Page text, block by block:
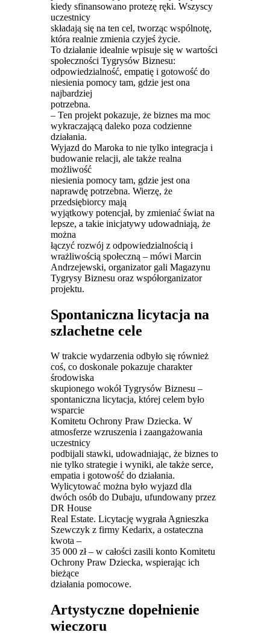
kiedy sfinansowano protezę ręki. Wszyscy
uczestnicy
składają się na ten cel, tworząc wspólnotę,
która realnie zmienia czyjeś życie.
To działanie idealnie wpisuje się w wartości
społeczności Tygrysów Biznesu:
odpowiedzialność, empatię i gotowość do
niesienia pomocy tam, gdzie jest ona
najbardziej
potrzebna.
– Ten projekt pokazuje, że biznes ma moc
wykraczającą daleko poza codzienne
działania.
Wyjazd do Maroka to nie tylko integracja i
budowanie relacji, ale także realna
możliwość
niesienia pomocy tam, gdzie jest ona
naprawdę potrzebna. Wierzę, że
przedsiębiorcy mają
wyjątkowy potencjał, by zmieniać świat na
lepsze, a takie inicjatywy udowadniają, że
można
łączyć rozwój z odpowiedzialnością i
wrażliwością społeczną – mówi Marcin
Andrzejewski, organizator gali Magazynu
Tygrysy Biznesu oraz współorganizator
projektu.
Spontaniczna licytacja na
szlachetne cele
W trakcie wydarzenia odbyło się również
coś, co doskonale pokazuje charakter
środowiska
skupionego wokół Tygrysów Biznesu –
spontaniczna licytacja, której celem było
wsparcie
Komitetu Ochrony Praw Dziecka. W
atmosferze wzruszenia i zaangażowania
uczestnicy
podbijali stawki, udowadniając, że biznes to
nie tylko strategie i wyniki, ale także serce,
empatia i gotowość do działania.
Wylicytować można było wyjazd dla
dwóch osób do Dubaju, ufundowany przez
DR House
Real Estate. Licytację wygrała Agnieszka
Szewczyk z firmy Kedarix, a ostateczna
kwota –
35 000 zł – w całości zasili konto Komitetu
Ochrony Praw Dziecka, wspierając ich
bieżące
działania pomocowe.
Artystyczne dopełnienie
wieczoru